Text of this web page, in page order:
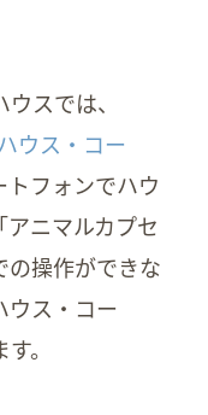
スでは、
ウス・コー
トフォンでハウ
ニマルカプセ
の操作ができな
ウス・コー
。